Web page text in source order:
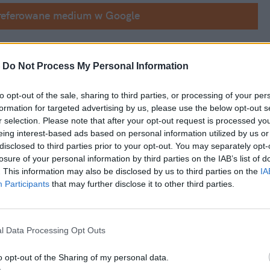
Do Not Process My Personal Information
opt-out of the sale, sharing to third parties, or processing of your
for targeted advertising by us, please use the below opt-out
selection. Please note that after your opt-out request is processed
interest-based ads based on personal information utilized by us
to third parties prior to your opt-out. You may separately
of your personal information by third parties on the IAB’s list of
This information may also be disclosed by us to third parties on the
Participants that may further disclose it to other third parties.
Data Processing Opt Outs
opt-out of the Sharing of my personal data.
medium w Google
działań
oraz wskazuje, jak jej formacja chce
wykorzystać postępującą laicyzację polskiego społeczeństwa. W rozmowie z naTemat.pl
powrotu Donalda Tuska i komentuje
do wykorzystania środków z
z mężem dokonaliście jesienią w jednym z
co zrobiłam w swoim życiu.
jest obciążona przez prokuraturę